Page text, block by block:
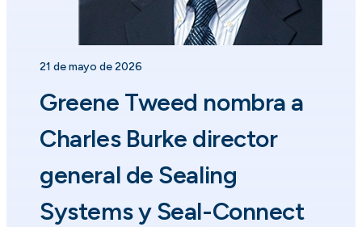
21 de mayo de 2026
Greene Tweed nombra a
Charles Burke director
general de Sealing
Systems y Seal-Connect